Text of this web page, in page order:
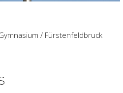
/ Fürstenfeldbruck